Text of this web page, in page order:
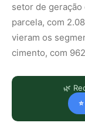
setor de
parcela, com
vieram os
cimento, com
🌿